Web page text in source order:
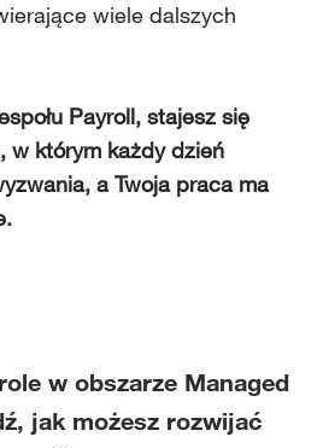
wiele dalszych
Payroll, stajesz się
w którym każdy dzień
a Twoja praca ma
w obszarze Managed
jak możesz rozwijać